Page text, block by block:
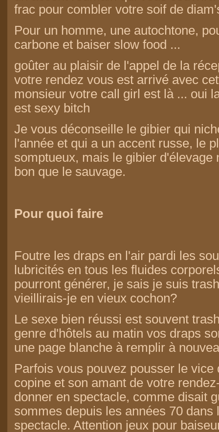
frac pour combler votre soif de
Pour un homme, une autochtone,
carbone et baiser slow food ...
goûter au plaisir de l'appel de la
votre rendez vous est arrivé avec
monsieur votre call girl est là ... oui
est sexy bitch
Je vous déconseille le gibier qui
l'année et qui a un accent russe, le
somptueux, mais le gibier d'élevage
bon que le sauvage.
Pour quoi faire
Foutre les draps en l'air pardi les
lubricités en tous les fluides
pourront générer, je sais je suis
vieillirais-je en vieux cochon?
Le sexe bien réussi est souvent
genre d'hôtels au matin vos draps
une page blanche à remplir à
Parfois vous pouvez pousser le vice
copine et son amant de votre
donner en spectacle, comme disait
sommes depuis les années 70 dans
spectacle. Attention jeux pour